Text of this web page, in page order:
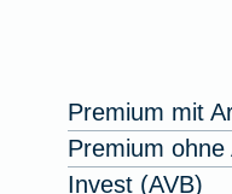
Premium mit
Premium
Invest (AVB)